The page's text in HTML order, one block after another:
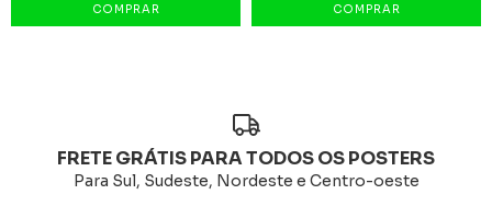
FRETE GRÁTIS PARA TODOS OS POSTERS
Para Sul, Sudeste, Nordeste e Centro-oeste